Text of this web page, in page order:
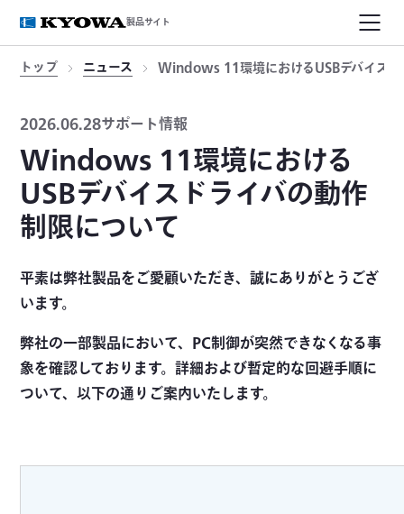
製品サイト
トップ ニュース Windows 11環境におけるUSBデバイス
2026.06.28サポート情報
Windows 11環境における
USBデバイスドライバの動作
制限について
平素は弊社製品をご愛顧いただき、誠にありがとうござ
います。
弊社の一部製品において、PC制御が突然できなくなる事
象を確認しております。詳細および暫定的な回避手順に
ついて、以下の通りご案内いたします。